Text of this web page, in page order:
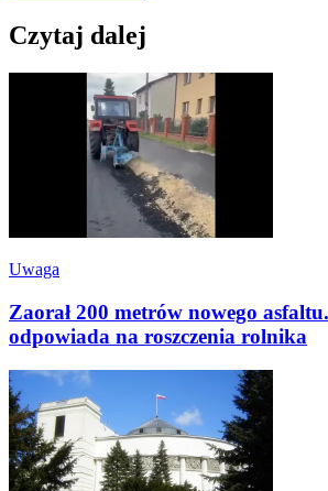
Czytaj dalej
Uwaga
Zaorał 200 metrów nowego
odpowiada na roszczenia rolnika